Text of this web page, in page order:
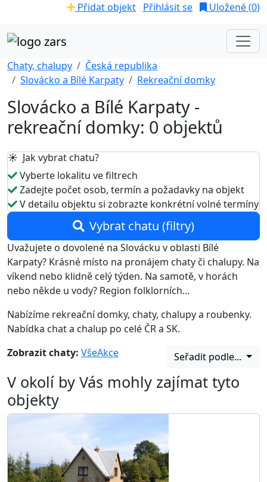
Přidat objekt Přihlásit se Uložené (0)
Chaty, chalupy
Česká republika
Slovácko a Bílé Karpaty
Rekreační domky
Slovácko a Bílé Karpaty -
rekreační domky: 0 objektů
☀️ Jak vybrat chatu?
Vyberte lokalitu ve filtrech
Zadejte počet osob, termín a požadavky na objekt
V detailu objektu si zobrazte konkrétní volné termíny
Vybrat chatu (filtry)
Uvažujete o dovolené na Slovácku v oblasti Bílé
Karpaty? Krásné místo na pronájem chaty či chalupy. Na
víkend nebo klidně celý týden. Na samotě, v horách
nebo někde u vody? Region folklorních…
Nabízíme rekreační domky, chaty, chalupy a roubenky.
Nabídka chat a chalup po celé ČR a SK.
Zobrazit chaty: VšeAkce Seřadit podle...
V okolí by Vás mohly zajímat tyto
objekty